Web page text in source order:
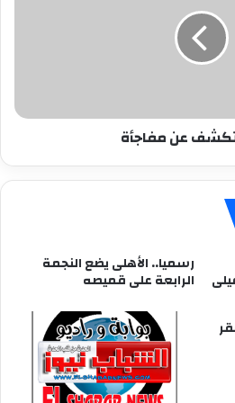
تكشف عن مفاجأة
رسميا.. الأهلى يضع النجمة
الرابعة على قميصه